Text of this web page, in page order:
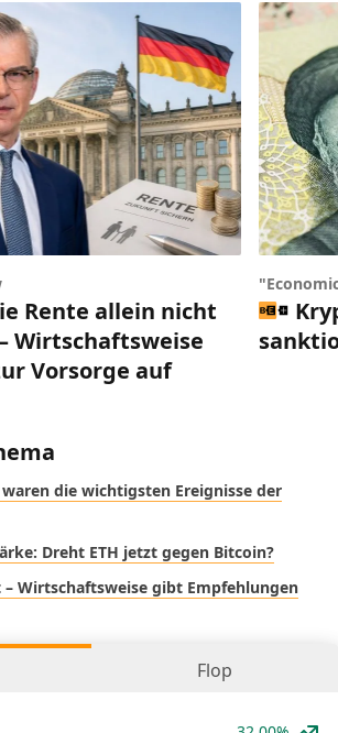
Rente allein nicht
Wirtschaftsweise
Vorsorge auf
die wichtigsten Ereignisse der
Dreht ETH jetzt gegen Bitcoin?
Wirtschaftsweise gibt Empfehlungen
Flop